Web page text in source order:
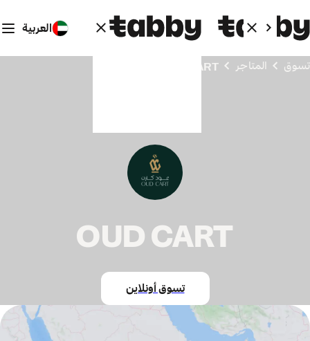
العربية
تسوق المتاجر OUD CART
OUD CART
تسوق أونلاين